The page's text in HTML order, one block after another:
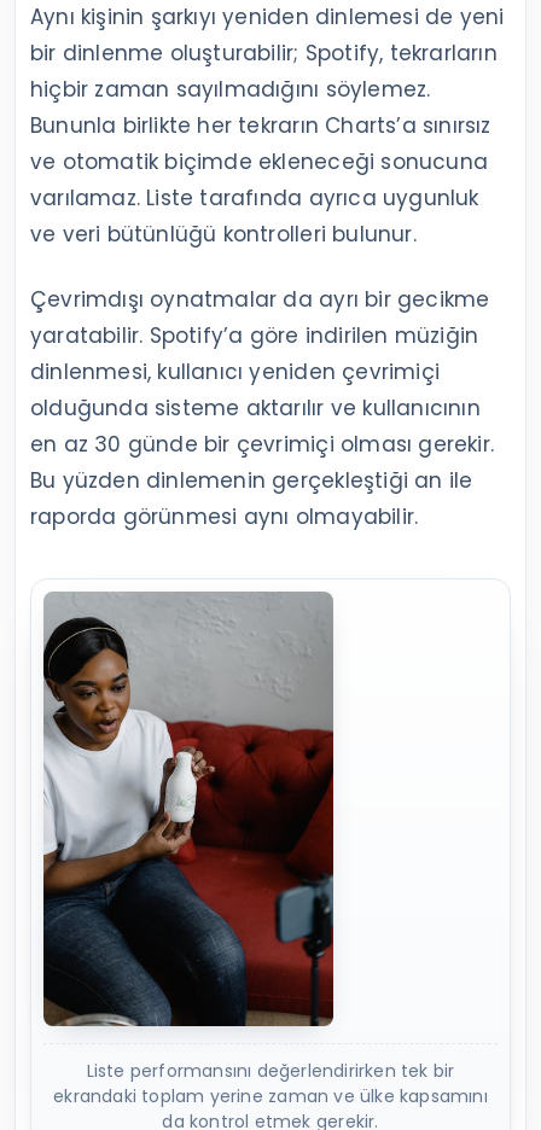
Aynı kişinin şarkıyı yeniden dinlemesi de yeni
bir dinlenme oluşturabilir; Spotify, tekrarların
hiçbir zaman sayılmadığını söylemez.
Bununla birlikte her tekrarın Charts’a sınırsız
ve otomatik biçimde ekleneceği sonucuna
varılamaz. Liste tarafında ayrıca uygunluk
ve veri bütünlüğü kontrolleri bulunur.
Çevrimdışı oynatmalar da ayrı bir gecikme
yaratabilir. Spotify’a göre indirilen müziğin
dinlenmesi, kullanıcı yeniden çevrimiçi
olduğunda sisteme aktarılır ve kullanıcının
en az 30 günde bir çevrimiçi olması gerekir.
Bu yüzden dinlemenin gerçekleştiği an ile
raporda görünmesi aynı olmayabilir.
Liste performansını değerlendirirken tek bir
ekrandaki toplam yerine zaman ve ülke kapsamını
da kontrol etmek gerekir.